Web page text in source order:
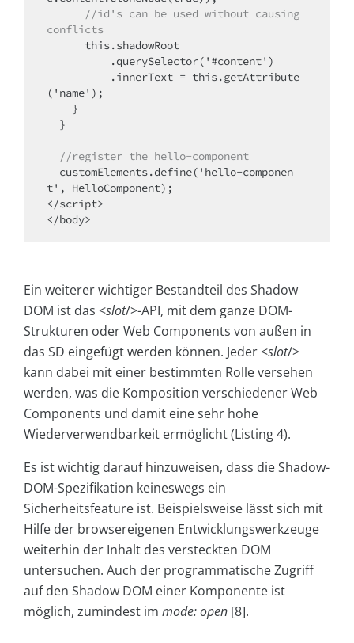
conflicts
('name');
//register the hello-component
t', HelloComponent);
</script>
</body>
Ein weiterer wichtiger Bestandteil des Shadow
DOM ist das <slot/>-API, mit dem ganze DOM-
Strukturen oder Web Components von außen in
das SD eingefügt werden können. Jeder <slot/>
kann dabei mit einer bestimmten Rolle versehen
werden, was die Komposition verschiedener Web
Components und damit eine sehr hohe
Wiederverwendbarkeit ermöglicht (Listing 4).
Es ist wichtig darauf hinzuweisen, dass die Shadow-
DOM-Spezifikation keineswegs ein
Sicherheitsfeature ist. Beispielsweise lässt sich mit
Hilfe der browsereigenen Entwicklungswerkzeuge
weiterhin der Inhalt des versteckten DOM
untersuchen. Auch der programmatische Zugriff
auf den Shadow DOM einer Komponente ist
möglich, zumindest im mode:open [8].